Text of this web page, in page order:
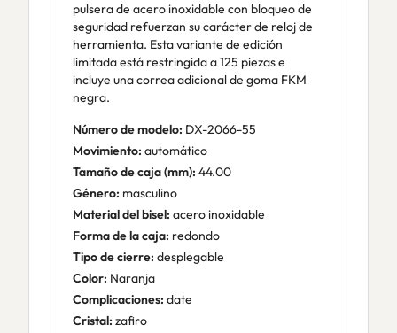
pulsera de acero inoxidable con bloqueo de
seguridad refuerzan su carácter de reloj de
herramienta. Esta variante de edición
limitada está restringida a 125 piezas e
incluye una correa adicional de goma FKM
negra.
Número de modelo: DX-2066-55
Movimiento: automático
Tamaño de caja (mm): 44.00
Género: masculino
Material del bisel: acero inoxidable
Forma de la caja: redondo
Tipo de cierre: desplegable
Color: Naranja
Complicaciones: date
Cristal: zafiro